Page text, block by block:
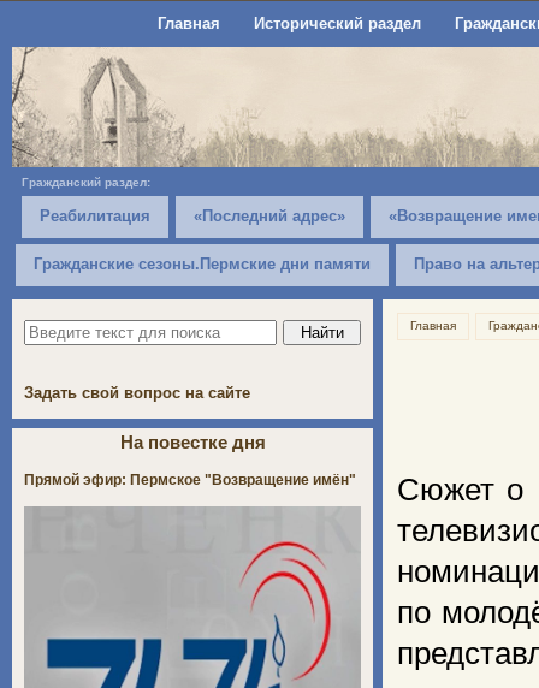
Главная Исторический раздел
Гражданский раздел:
Реабилитация «Последний адрес» «Возвращение
Гражданские сезоны.Пермские дни памяти Право на
Главная
Сюжет о
по
Задать свой вопрос на сайте
На повестке дня
Прямой эфир: Пермское "Возвращение имён"